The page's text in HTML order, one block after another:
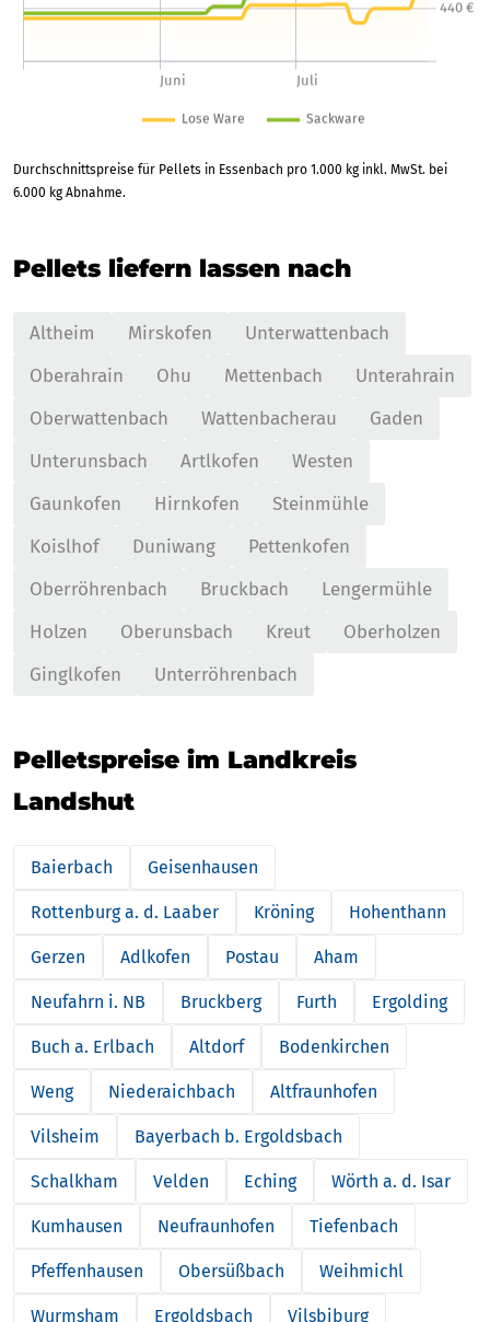
Durchschnittspreise für Pellets in Essenbach pro 1.000 kg inkl. MwSt. bei
6.000 kg Abnahme.
Pellets liefern lassen nach
Altheim Mirskofen
Unterwattenbach
Oberahrain
Ohu Mettenbach
Unterahrain
Oberwattenbach
Wattenbacherau
Gaden
Unterunsbach
Artlkofen
Westen
Gaunkofen
Hirnkofen
Steinmühle
Koislhof
Duniwang
Pettenkofen
Oberröhrenbach
Bruckbach
Lengermühle
Holzen
Oberunsbach Kreut
Oberholzen
Ginglkofen
Unterröhrenbach
Pelletspreise im Landkreis
Landshut
Baierbach Geisenhausen
Rottenburg a. d. Laaber Kröning Hohenthann
Gerzen Adlkofen Postau Aham
Neufahrn i. NB Bruckberg Furth Ergolding
Buch a. Erlbach Altdorf Bodenkirchen
Weng Niederaichbach Altfraunhofen
Vilsheim Bayerbach b. Ergoldsbach
Schalkham Velden Eching Wörth a. d. Isar
Kumhausen Neufraunhofen Tiefenbach
Pfeffenhausen Obersüßbach Weihmichl
Wurmsham Ergoldsbach Vilsbiburg